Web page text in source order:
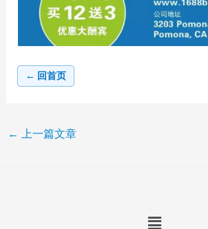
← 回首页
← 上一篇文章
Menu